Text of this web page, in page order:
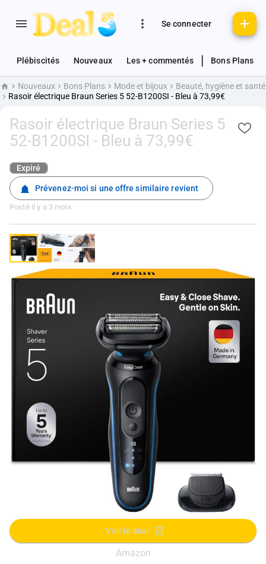
Se connecter
Plébiscités Nouveaux Les + commentés Bons Plans
AccueilNouveaux Bons Plans Mode et bijoux
Beauté, hygiène et santé
Rasoir électrique Braun Series 5 52-B1200SI - Bleu à 73,99€
Rasoir électrique Braun Series 5
52-B1200SI - Bleu à 73,99€
Expiré
Prévenez-moi si une offre similaire revient
Posté il y a 3 mois
Voir le deal
Amazon